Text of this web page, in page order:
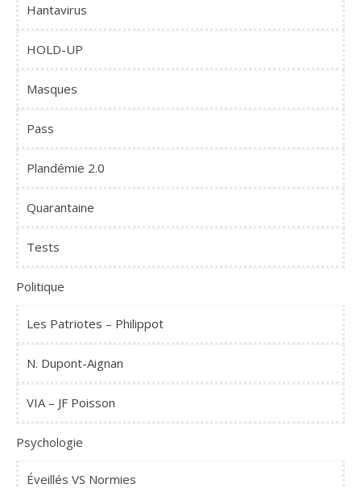
Hantavirus
HOLD-UP
Masques
Pass
Plandémie 2.0
Quarantaine
Tests
Politique
Les Patriotes – Philippot
N. Dupont-Aignan
VIA – JF Poisson
Psychologie
Éveillés VS Normies